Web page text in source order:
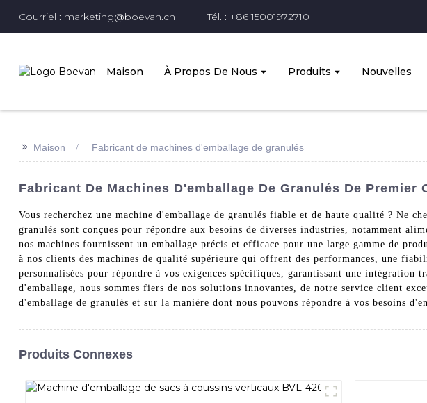
Courriel : marketing@boevan.cn Tél. : +86 15001972710
Maison À Propos De Nous Produits Nouvelles
>> Maison Fabricant de machines d'emballage de granulés
Fabricant De Machines D'emballage De Granulés De
Vous recherchez une machine d'emballage de granulés fiable et de haute qualité ? Ne
granulés sont conçues pour répondre aux besoins de diverses industries, notamment
nos machines fournissent un emballage précis et efficace pour une large gamme de
à nos clients des machines de qualité supérieure qui offrent des performances, une
personnalisées pour répondre à vos exigences spécifiques, garantissant une
d'emballage, nous sommes fiers de nos solutions innovantes, de notre service client
d'emballage de granulés et sur la manière dont nous pouvons répondre à vos besoins
Produits Connexes